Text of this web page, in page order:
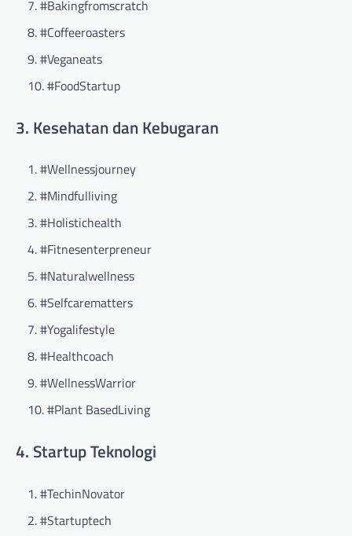
#Bakingfromscratch
#Coffeeroasters
#Veganeats
#FoodStartup
3. Kesehatan dan Kebugaran
#Wellnessjourney
#Mindfulliving
#Holistichealth
#Fitnesenterpreneur
#Naturalwellness
#Selfcarematters
#Yogalifestyle
#Healthcoach
#WellnessWarrior
#Plant BasedLiving
4. Startup Teknologi
#TechinNovator
#Startuptech